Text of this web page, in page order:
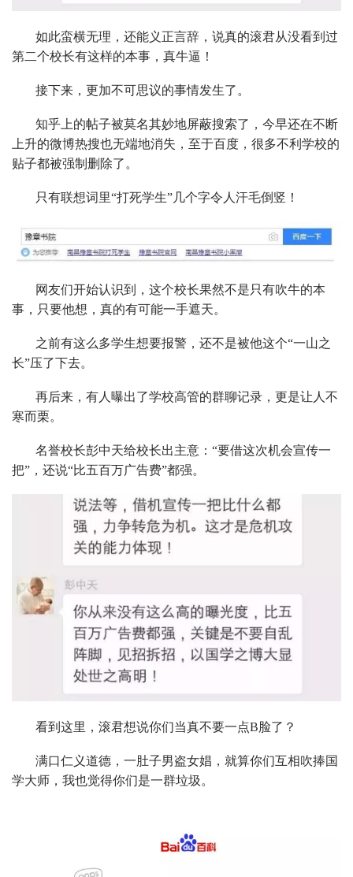
如此蛮横无理，还能义正言辞，说真的滚君从没看到过
第二个校长有这样的本事，真牛逼！
接下来，更加不可思议的事情发生了。
知乎上的帖子被莫名其妙地屏蔽搜索了，今早还在不断
上升的微博热搜也无端地消失，至于百度，很多不利学校的
贴子都被强制删除了。
只有联想词里“打死学生”几个字令人汗毛倒竖！
网友们开始认识到，这个校长果然不是只有吹牛的本
事，只要他想，真的有可能一手遮天。
之前有这么多学生想要报警，还不是被他这个“一山之
长”压了下去。
再后来，有人曝出了学校高管的群聊记录，更是让人不
寒而栗。
名誉校长彭中天给校长出主意：“要借这次机会宣传一
把”，还说“比五百万广告费”都强。
看到这里，滚君想说你们当真不要一点B脸了？
满口仁义道德，一肚子男盗女娼，就算你们互相吹捧国
学大师，我也觉得你们是一群垃圾。